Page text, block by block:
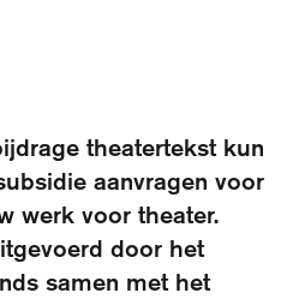
theatertekst kun
aanvragen voor
werk voor theater.
door het
samen met het